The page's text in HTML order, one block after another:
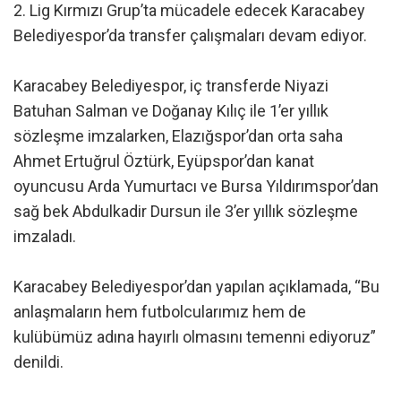
2. Lig Kırmızı Grup’ta mücadele edecek Karacabey
Belediyespor’da transfer çalışmaları devam ediyor.
Karacabey Belediyespor, iç transferde Niyazi
Batuhan Salman ve Doğanay Kılıç ile 1’er yıllık
sözleşme imzalarken, Elazığspor’dan orta saha
Ahmet Ertuğrul Öztürk, Eyüpspor’dan kanat
oyuncusu Arda Yumurtacı ve Bursa Yıldırımspor’dan
sağ bek Abdulkadir Dursun ile 3’er yıllık sözleşme
imzaladı.
Karacabey Belediyespor’dan yapılan açıklamada, “Bu
anlaşmaların hem futbolcularımız hem de
kulübümüz adına hayırlı olmasını temenni ediyoruz”
denildi.